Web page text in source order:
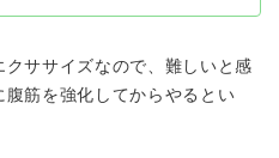
ササイズなので、難しいと感
腹筋を強化してからやるとい